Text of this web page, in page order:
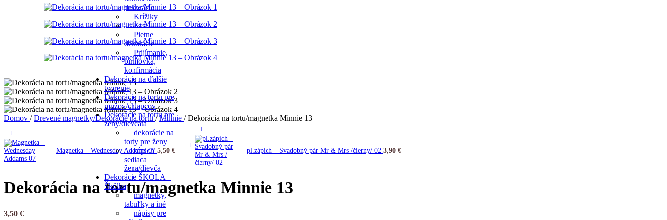
dekorácie
Krížiky
Krst
Pietne
dekorácie
Prijímanie,
birmovka,
konfirmácia
Dekorácie na ďalšie
tvorenie
Dekorácie na tortu pre
mužov/chlapcov
Dekorácie na tortu pre
ženy/dievčatá
dekorácie na
torty pre ženy
zápich
sediaca
žena/dievča
Dekorácie ŠKOLA –
Škôlka
magnetky,
tabuľky a iné
nápisy pre
Domov / Drevené magnetky/Dekorácie na tortu/ Minnie / Dekorácia na tortu/magnetka Minnie 13
Magnetka – Wednesday Addams 07 5,50 € pl.zápich – Svadobný pár Mr & Mrs /čierny/ 02 3,90 €
Dekorácia na tortu/magnetka Minnie 13
3,50 €